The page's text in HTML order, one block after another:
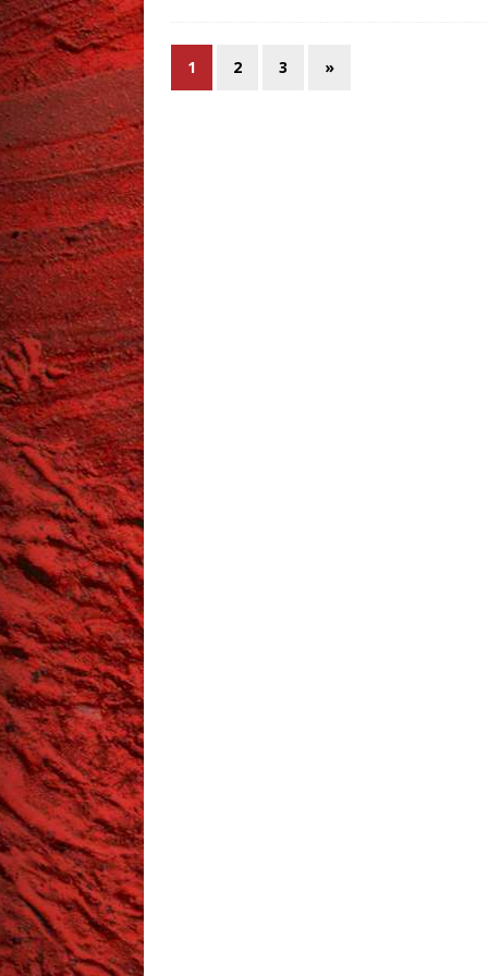
1 2 3 »